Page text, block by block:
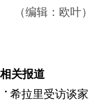
（编辑：欧叶）
相关报道
希拉里受访谈